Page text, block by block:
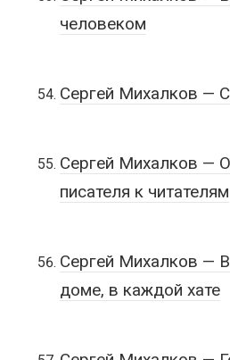
человеком
Сергей Михалков —
Сергей Михалков —
писателя к читателям
Сергей Михалков —
доме, в каждой хате